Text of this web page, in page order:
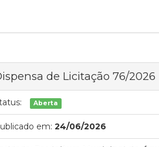
de Licitação 76/2026
Aberta
em: 24/06/2026